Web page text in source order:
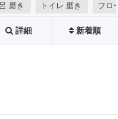
磨き トイレ 磨き フロ
詳細 新着順